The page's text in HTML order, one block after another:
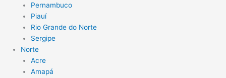
Pernambuco
Piauí
Rio Grande do Norte
Sergipe
Norte
Acre
Amapá